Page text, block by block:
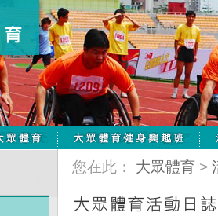
您在此： 大眾體育 >